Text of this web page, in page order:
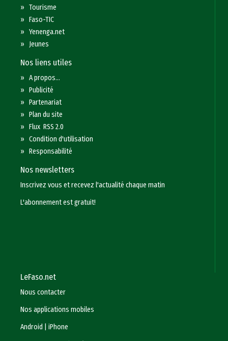
»Tourisme
»Faso-TIC
»Yenenga.net
» Jeunes
Nos liens utiles
»A propos...
»Publicité
»Partenariat
»Plan du site
»Flux RSS 2.0
»Condition d'utilisation
»Responsabilité
Nos newsletters
Inscrivez vous et recevez l'actualité chaque matin
L'abonnement est gratuit!
LeFaso.net
Nous contacter
Nos applications mobiles
Android
|iPhone